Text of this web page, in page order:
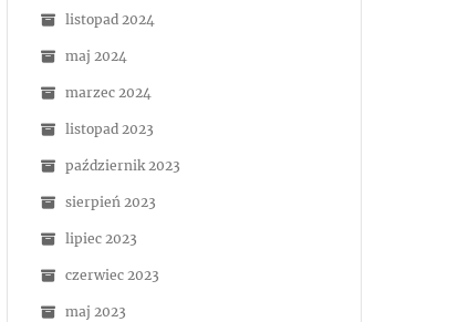
listopad 2024
maj 2024
marzec 2024
listopad 2023
październik 2023
sierpień 2023
lipiec 2023
czerwiec 2023
maj 2023